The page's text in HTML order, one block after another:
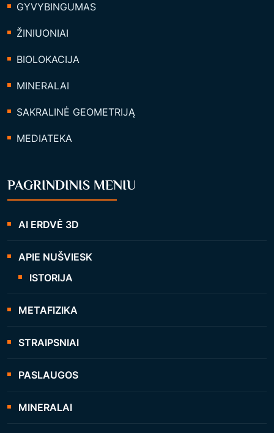
GYVYBINGUMAS
ŽINIUONIAI
BIOLOKACIJA
MINERALAI
SAKRALINĖ GEOMETRIJĄ
MEDIATEKA
PAGRINDINIS MENIU
AI ERDVĖ 3D
APIE NUŠVIESK
ISTORIJA
METAFIZIKA
STRAIPSNIAI
PASLAUGOS
MINERALAI